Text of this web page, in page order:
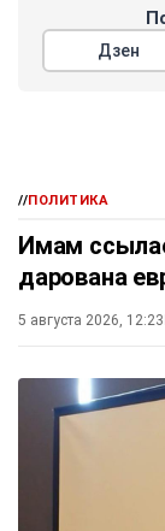
Дзен
//ПОЛИТИКА
Имам
дарована
5 августа 2026, 12:23